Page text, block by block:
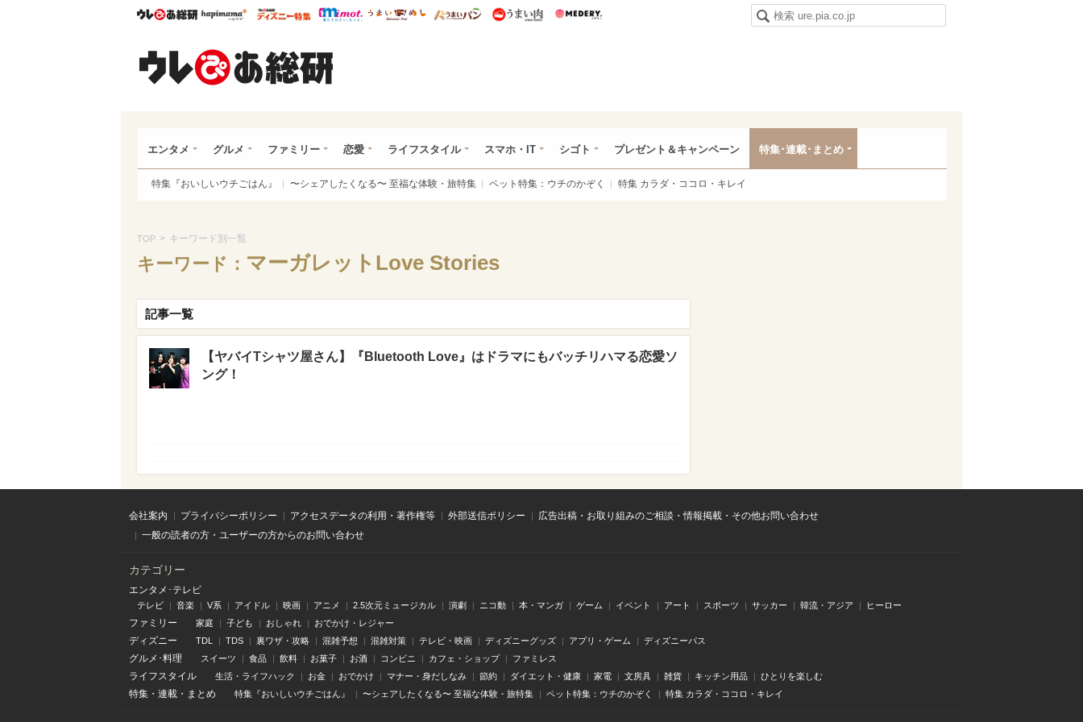
ウレぴあ総研ハピママ* ウレぴあ総研 ディズニー特集
mimot. うまいめし うまいパン うまい肉
エンタメ グルメ ファミリー 恋愛 ライフスタイル スマホ・IT シゴト プレゼント＆キャンペーン 特集･連載･まとめ
特集『おいしいウチごはん』 〜シェアしたくなる〜 至福な体験・旅特集 ペット特集：ウチのかぞく 特集 カラダ・ココロ・キレイ
TOP > キーワード別一覧
キーワード： マーガレットLove Stories
記事一覧
【ヤバイTシャツ屋さん】『Bluetooth Love』はドラマにもバッチリハマる恋愛ソ
ング！
会社案内 プライバシーポリシー アクセスデータの利用・著作権等 外部送信ポリシー
広告出稿・お取り組みのご相談・情報掲載・その他お問い合わせ
一般の読者の方・ユーザーの方からのお問い合わせ
カテゴリー
エンタメ･テレビ
テレビ 音楽 V系 アイドル 映画 アニメ 2.5次元ミュージカル 演劇 ニコ動 本・マンガ ゲーム イベント アート スポーツ サッカー 韓流・アジア ヒーロー
ファミリー 家庭 子ども おしゃれ おでかけ・レジャー
ディズニー TDL TDS 裏ワザ・攻略 混雑予想 混雑対策 テレビ・映画 ディズニーグッズ アプリ・ゲーム ディズニーパス
グルメ･料理 スイーツ 食品 飲料 お菓子 お酒 コンビニ カフェ・ショップ ファミレス
ライフスタイル 生活・ライフハック お金 おでかけ マナー・身だしなみ 節約 ダイエット・健康 家電 文房具 雑貨 キッチン用品 ひとりを楽しむ
特集 ・ 連載 ・ まとめ 特集『おいしいウチごはん』 〜シェアしたくなる〜 至福な体験・旅特集 ペット特集：ウチのかぞく 特集 カラダ・ココロ・キレイ